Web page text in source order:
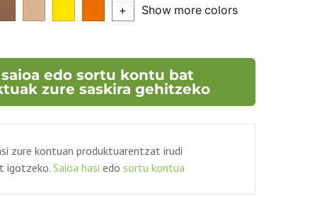
(P.
004
(P.021C)
+ Show more colors
saioa edo sortu kontu bat
zure saskira gehitzeko
zure kontuan produktuarentzat irudi
igotzeko. Saioa hasi edo sortu kontua